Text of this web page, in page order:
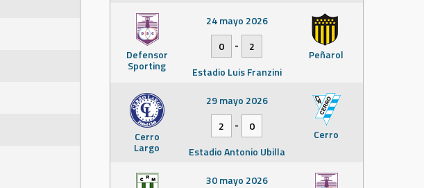
Defensor
Sporting
Peñarol
24 mayo 2026
0
-
2
Estadio Luis Franzini
Cerro
Largo
Cerro
29 mayo 2026
2
-
0
Estadio Antonio Ubilla
30 mayo 2026